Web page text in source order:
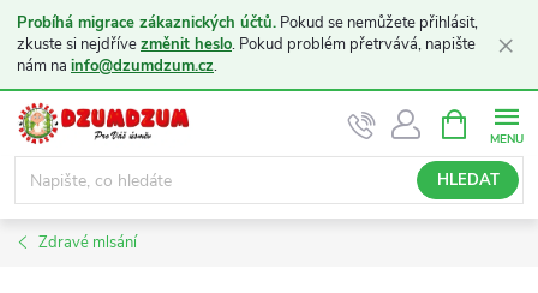
Probíhá migrace zákaznických účtů. Pokud se nemůžete přihlásit,
zkuste si nejdřívezměnit heslo. Pokud problém přetrvává, napište
nám na info@dzumdzum.cz.
×
Přejít
obsah
HLEDAT
NÁKUPNÍ
KOŠÍK
Zdravé mlsání